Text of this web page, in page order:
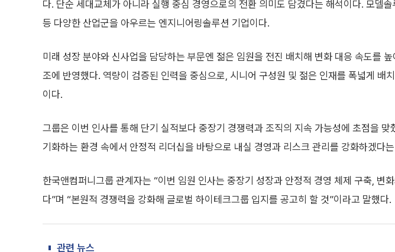
다. 단순 세대교체가 아니라 실행 중심 경영으로의 전환 의미도 담겼다는 해석이다. 모델솔
등 다양한 산업군을 아우르는 엔지니어링솔루션 기업이다.
미래 성장 분야와 신사업을 담당하는 부문엔 젊은 임원을 전진 배치해 변화 대응 속도를
조에 반영했다. 역량이 검증된 인력을 중심으로, 시니어 구성원 및 젊은 인재를 폭넓게 배
이다.
그룹은 이번 인사를 통해 단기 실적보다 중장기 경쟁력과 조직의 지속 가능성에 초점을
기화하는 환경 속에서 안정적 리더십을 바탕으로 내실 경영과 리스크 관리를 강화하겠다
한국앤컴퍼니그룹 관계자는 “이번 임원 인사는 중장기 성장과 안정적 경영 체제 구축, 변
다”며 “본원적 경쟁력을 강화해 글로벌 하이테크그룹 입지를 공고히 할 것”이라고 말했다.
관련 뉴스